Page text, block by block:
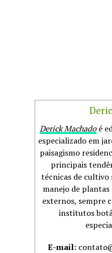
Derick Machadoé
especializado em
paisagismo
principais
técnicas de cultivo
manejo de
externos, sempre
institutos
E-mail: